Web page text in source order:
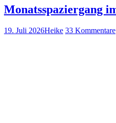
Monatsspaziergang
19. Juli 2026Heike 33 Kommentare